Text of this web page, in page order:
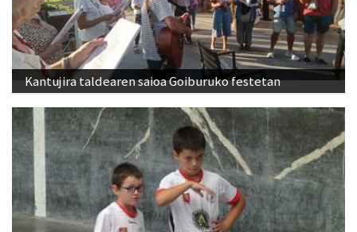
Kantujira taldearen saioa Goiburuko festetan